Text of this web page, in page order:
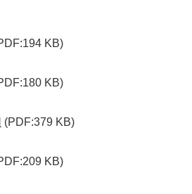
KB)
KB)
(PDF:379 KB)
KB)